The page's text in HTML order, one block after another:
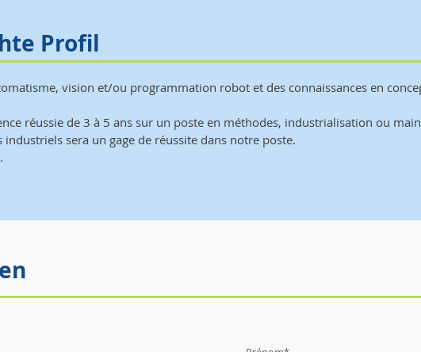
Profil
vision et/ou programmation robot et des connaissances en
réussie de 3 à 5 ans sur un poste en méthodes, industrialisation ou
sera un gage de réussite dans notre poste.